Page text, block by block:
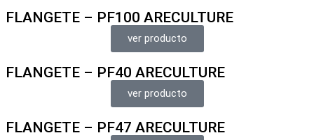
FLANGETE – PF100 ARECULTURE
ver producto
FLANGETE – PF40 ARECULTURE
ver producto
FLANGETE – PF47 ARECULTURE